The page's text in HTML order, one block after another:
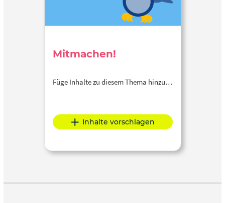
Mitmachen!
Füge Inhalte zu diesem Thema hinzu…
Inhalte vorschlagen